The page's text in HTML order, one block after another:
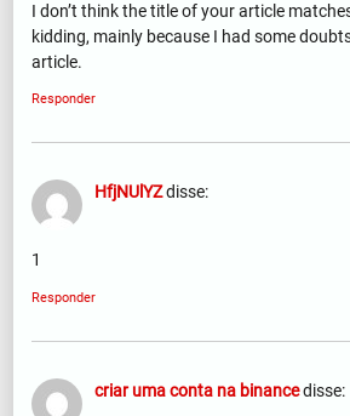
I don’t think the title of your article
kidding, mainly because I had some
article.
Responder
HfjNUlYZdisse:
1
Responder
criar uma conta na binancedisse: